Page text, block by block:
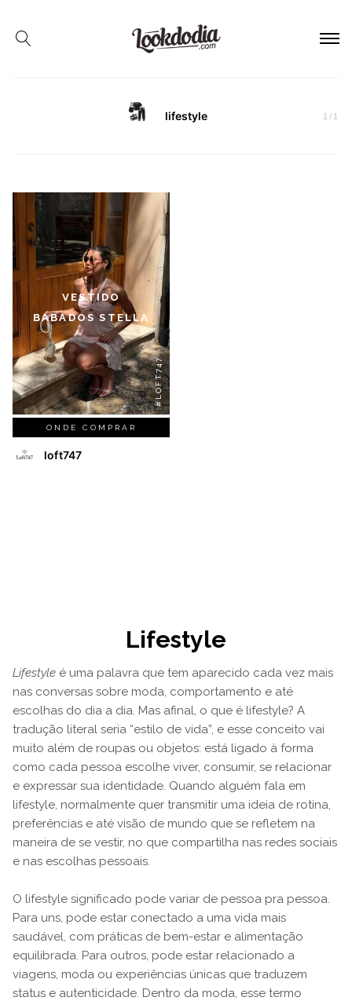
lifestyle 1 / 1
VESTIDO
BABADOS STELLA
#LOFT747
ONDE COMPRAR
loft747
Lifestyle
Lifestyle é uma palavra que tem aparecido cada vez mais
nas conversas sobre moda, comportamento e até
escolhas do dia a dia. Mas afinal, o que é lifestyle? A
tradução literal seria “estilo de vida”, e esse conceito vai
muito além de roupas ou objetos: está ligado à forma
como cada pessoa escolhe viver, consumir, se relacionar
e expressar sua identidade. Quando alguém fala em
lifestyle, normalmente quer transmitir uma ideia de rotina,
preferências e até visão de mundo que se refletem na
maneira de se vestir, no que compartilha nas redes sociais
e nas escolhas pessoais.
O lifestyle significado pode variar de pessoa pra pessoa.
Para uns, pode estar conectado a uma vida mais
saudável, com práticas de bem-estar e alimentação
equilibrada. Para outros, pode estar relacionado a
viagens, moda ou experiências únicas que traduzem
status e autenticidade. Dentro da moda, esse termo